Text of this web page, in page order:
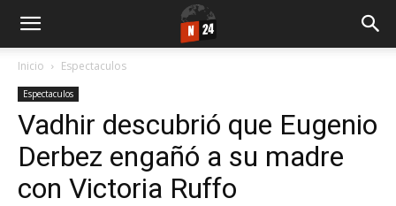
Inicio Espectaculos
Espectaculos
Vadhir descubrió que Eugenio
Derbez engañó a su madre
con Victoria Ruffo